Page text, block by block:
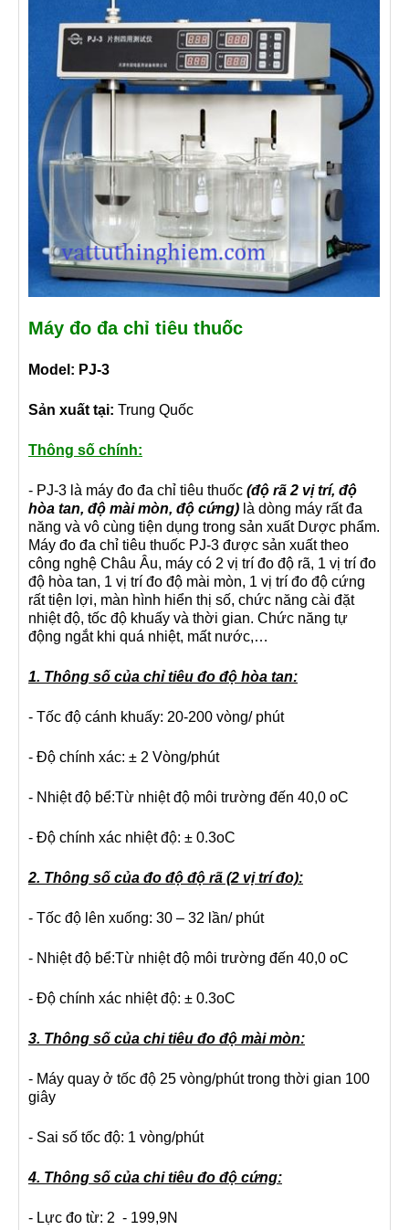
Máy đo đa chỉ tiêu thuốc
Model: PJ-3
Sản xuất tại: Trung Quốc
Thông số chính:
- PJ-3 là máy đo đa chỉ tiêu thuốc (độ rã 2 vị trí, độ
hòa tan, độ mài mòn, độ cứng) là dòng máy rất đa
năng và vô cùng tiện dụng trong sản xuất Dược phẩm.
Máy đo đa chỉ tiêu thuốc PJ-3 được sản xuất theo
công nghệ Châu Âu, máy có 2 vị trí đo độ rã, 1 vị trí đo
độ hòa tan, 1 vị trí đo độ mài mòn, 1 vị trí đo độ cứng
rất tiện lợi, màn hình hiển thị số, chức năng cài đặt
nhiệt độ, tốc độ khuấy và thời gian. Chức năng tự
động ngắt khi quá nhiệt, mất nước,…
1. Thông số của chỉ tiêu đo độ hòa tan:
- Tốc độ cánh khuấy: 20-200 vòng/ phút
- Độ chính xác: ± 2 Vòng/phút
- Nhiệt độ bể:Từ nhiệt độ môi trường đến 40,0 oC
- Độ chính xác nhiệt độ: ± 0.3oC
2. Thông số của đo độ độ rã (2 vị trí đo):
- Tốc độ lên xuống: 30 – 32 lần/ phút
- Nhiệt độ bể:Từ nhiệt độ môi trường đến 40,0 oC
- Độ chính xác nhiệt độ: ± 0.3oC
3. Thông số của chi tiêu đo độ mài mòn:
- Máy quay ở tốc độ 25 vòng/phút trong thời gian 100
giây
- Sai số tốc độ: 1 vòng/phút
4. Thông số của chi tiêu đo độ cứng:
- Lực đo từ: 2 - 199,9N